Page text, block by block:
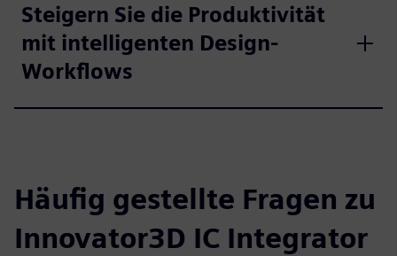
Steigern Sie die Produktivität
mit intelligenten Design-
Workflows
Häufig gestellte Fragen zu
Innovator3D IC Integrator